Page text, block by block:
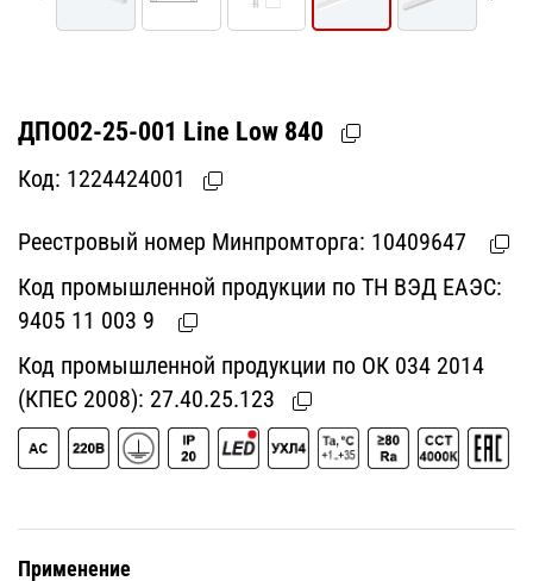
ДПО02-25-001 Line Low 840
Код: 1224424001
Реестровый номер Минпромторга: 10409647
Код промышленной продукции по ТН ВЭД ЕАЭС:
9405 11 003 9
Код промышленной продукции по ОК 034 2014
(КПЕС 2008): 27.40.25.123
Применение